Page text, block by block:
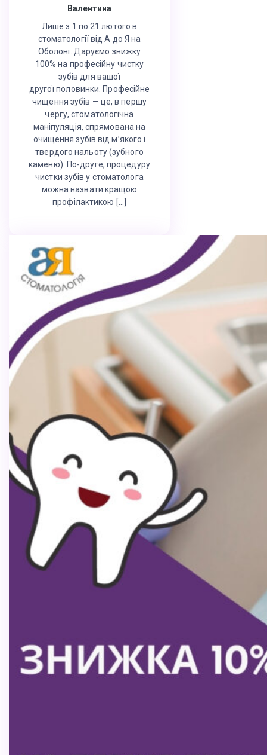
Валентина
Лише з 1 по 21 лютого в
стоматології від А до Я на
Оболоні. Даруємо знижку
100% на професійну чистку
зубів для вашої
другої половинки. Професійне
чищення зубів — це, в першу
чергу, стоматологічна
маніпуляція, спрямована на
очищення зубів від м’якого і
твердого нальоту (зубного
каменю). По-друге, процедуру
чистки зубів у стоматолога
можна назвати кращою
профілактикою […]